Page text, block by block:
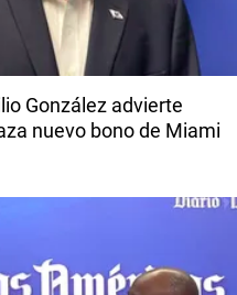
González advierte
nuevo bono de Miami